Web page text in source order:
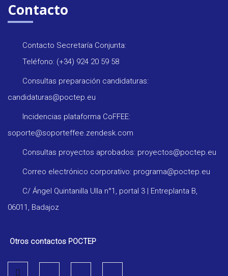
Contacto
Contacto Secretaría Conjunta:
Teléfono: (+34) 924 20 59 58
Consultas preparación candidaturas:
candidaturas@poctep.eu
Incidencias plataforma CoFFEE:
soporte@soporteffee.zendesk.com
Consultas proyectos aprobados: proyectos@poctep.eu
Correo electrónico corporativo: programa@poctep.eu
C/ Ángel Quintanilla Ulla n°1, portal 3 | Entreplanta B,
06011, Badajoz
Otros contactos POCTEP